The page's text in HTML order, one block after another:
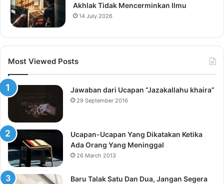
Akhlak Tidak Mencerminkan Ilmu
14 July 2026
Most Viewed Posts
Jawaban dari Ucapan “Jazakallahu khaira”
29 September 2016
Ucapan-Ucapan Yang Dikatakan Ketika
Ada Orang Yang Meninggal
26 March 2013
Baru Talak Satu Dan Dua, Jangan Segera